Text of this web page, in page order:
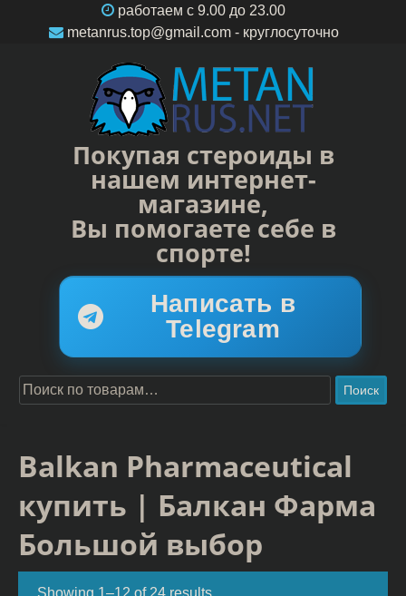
работаем c 9.00 до 23.00
metanrus.top@gmail.com- круглосуточно
Покупая стероиды в
нашем интернет-
магазине,
Вы помогаете себе в
спорте!
Написать в
Telegram
Поиск
Balkan Pharmaceutical
купить | Балкан Фарма
Большой выбор
Showing 1–12 of 24 results